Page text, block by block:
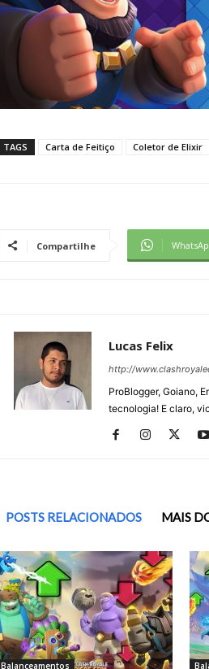
TAGS Carta de Feitiço Coletor de Elixir
Compartilhe
Lucas Felix
http://
ProBlogger, Goiano,
tecnologia! E claro,
POSTS RELACIONADOS MAIS
Balanceamentos